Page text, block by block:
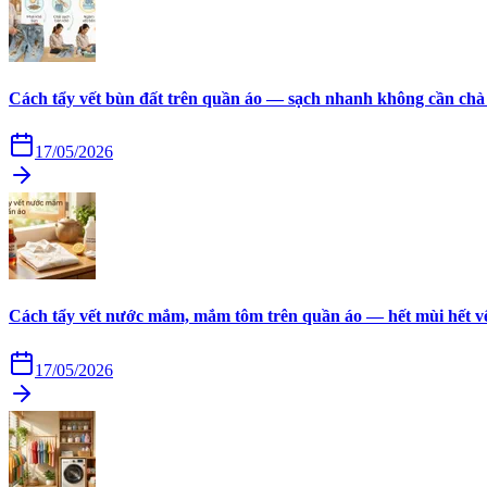
Cách tẩy vết bùn đất trên quần áo — sạch nhanh không cần
17/05/2026
Cách tẩy vết nước mắm, mắm tôm trên quần áo — hết mùi hết
17/05/2026